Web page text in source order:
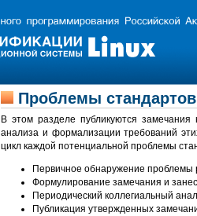
Проблемы стандартов
В этом разделе публикуются
анализа и формализации требований
цикл каждой потенциальной проблемы
Первичное обнаружение проблемы
Формулирование замечания и
Периодический коллегиальный
Публикация утвержденных